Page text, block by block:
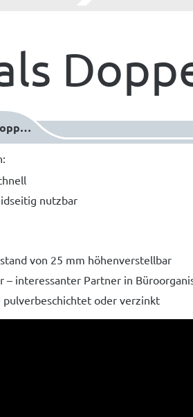
Über Ordnerregal S40 als Doppelregal
nutzbar
von 25 mm höhenverstellbar
– interessanter Partner in
oder verzinkt